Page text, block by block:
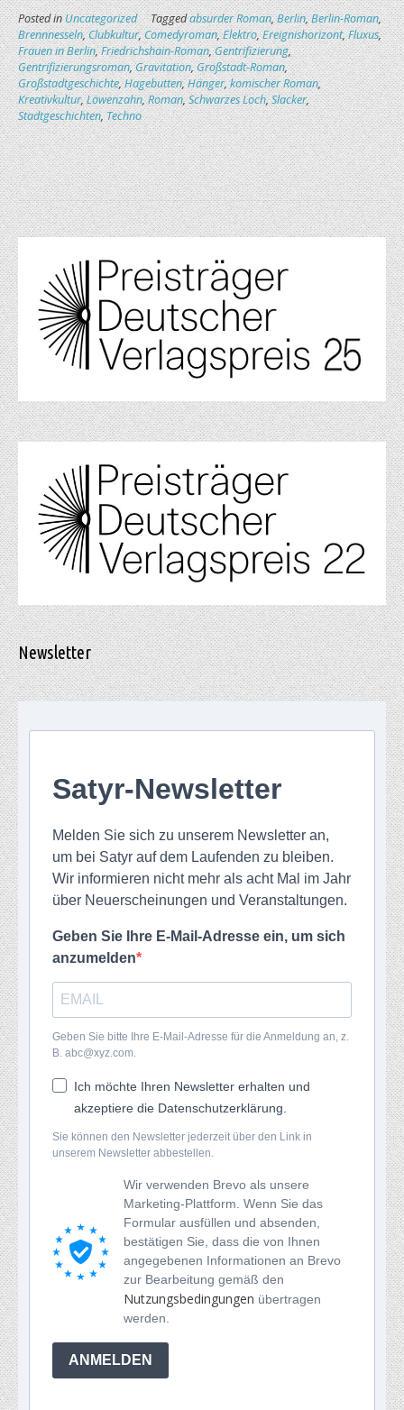
Posted inUncategorized Taggedabsurder Roman,Berlin,Berlin-Roman,
Brennnesseln,Clubkultur,Comedyroman,Elektro,Ereignishorizont,Fluxus,
Frauen in Berlin,Friedrichshain-Roman,Gentrifizierung,
Gentrifizierungsroman,Gravitation,Großstadt-Roman,
Großstadtgeschichte,Hagebutten,Hänger,komischer Roman,
Kreativkultur,Löwenzahn,Roman,Schwarzes Loch,Slacker,
Stadtgeschichten,Techno
Newsletter
Satyr-Newsletter
Melden Sie sich zu unserem Newsletter an,
um bei Satyr auf dem Laufenden zu bleiben.
Wir informieren nicht mehr als acht Mal im Jahr
über Neuerscheinungen und Veranstaltungen.
Geben Sie Ihre E-Mail-Adresse ein, um sich
anzumelden
Geben Sie bitte Ihre E-Mail-Adresse für die Anmeldung an, z.
B. abc@xyz.com.
Ich möchte Ihren Newsletter erhalten und
akzeptiere die Datenschutzerklärung.
Sie können den Newsletter jederzeit über den Link in
unserem Newsletter abbestellen.
Wir verwenden Brevo als unsere
Marketing-Plattform. Wenn Sie das
Formular ausfüllen und absenden,
bestätigen Sie, dass die von Ihnen
angegebenen Informationen an Brevo
zur Bearbeitung gemäß den
Nutzungsbedingungen übertragen
werden.
ANMELDEN